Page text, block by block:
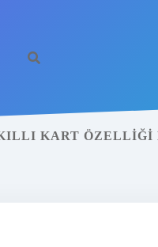
KART ÖZELLIĞI